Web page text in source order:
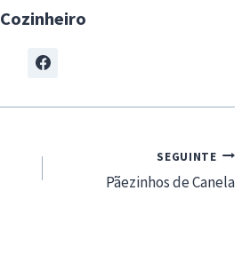
Cozinheiro
SEGUINTE
Pãezinhos de Canela